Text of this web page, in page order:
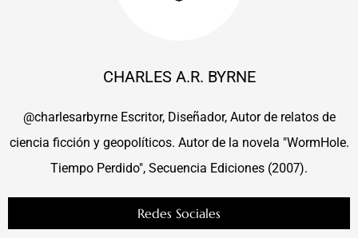
CHARLES A.R. BYRNE
@charlesarbyrne Escritor, Diseñador, Autor de relatos de
ciencia ficción y geopolíticos. Autor de la novela "WormHole.
Tiempo Perdido", Secuencia Ediciones (2007).
Redes Sociales